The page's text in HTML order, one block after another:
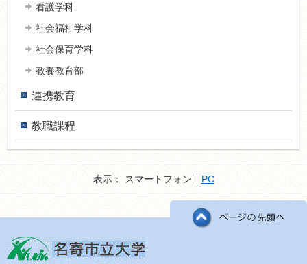
看護学科
社会福祉学科
社会保育学科
教養教育部
連携教育
教職課程
表示： スマートフォン PC